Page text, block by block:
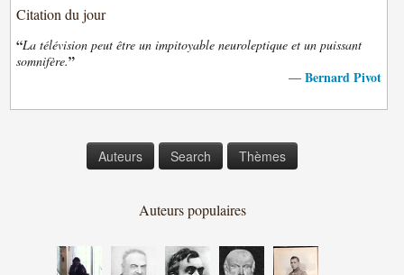
Citation du jour
“La télévision peut être un impitoyable neuroleptique et un puissant
somnifère.”
— Bernard Pivot
Auteurs Search Thèmes
Auteurs populaires